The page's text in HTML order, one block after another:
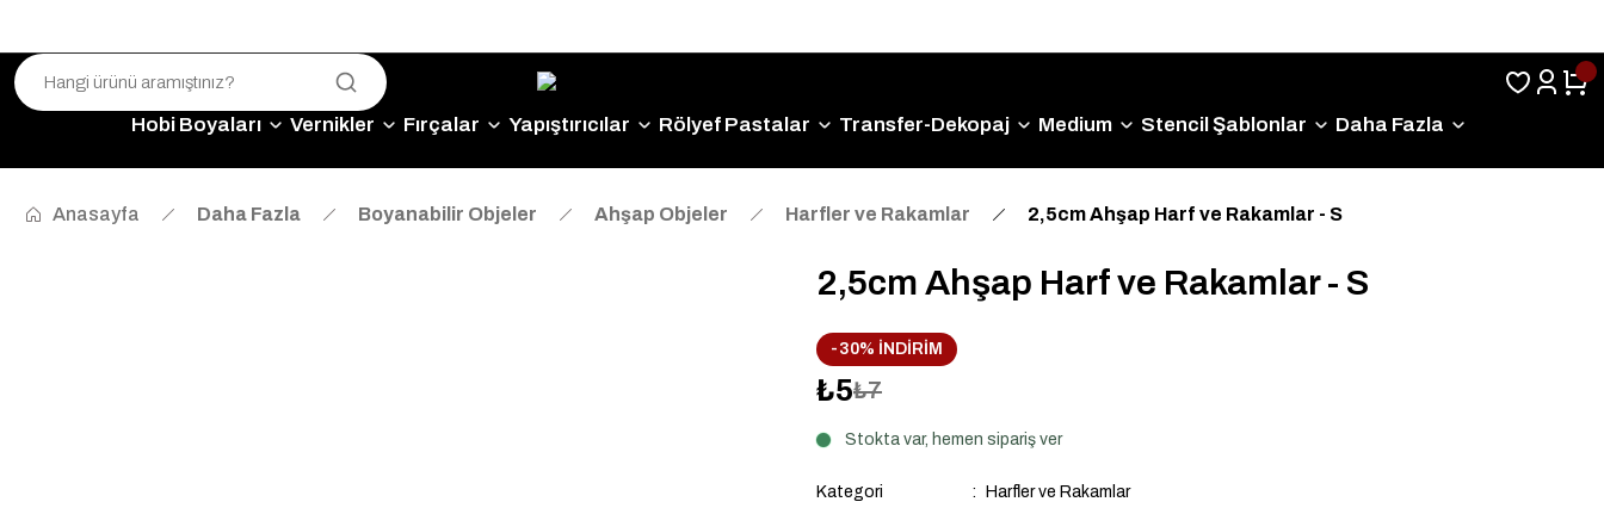
Hobi Boyaları Vernikler Fırçalar Yapıştırıcılar Rölyef Pastalar Transfer-Dekopaj Medium Stencil Şablonlar Daha Fazla
Anasayfa Daha Fazla Boyanabilir Objeler Ahşap Objeler Harfler ve Rakamlar 2,5cm Ahşap Harf ve Rakamlar - S
2,5cm Ahşap Harf ve Rakamlar - S
-30% İNDİRİM
₺5₺7
Stokta var, hemen sipariş ver
Kategori
Harfler ve Rakamlar